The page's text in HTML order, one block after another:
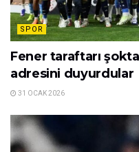
SPOR
Fener taraftarı
adresini duyurdular
31 OCAK 2026